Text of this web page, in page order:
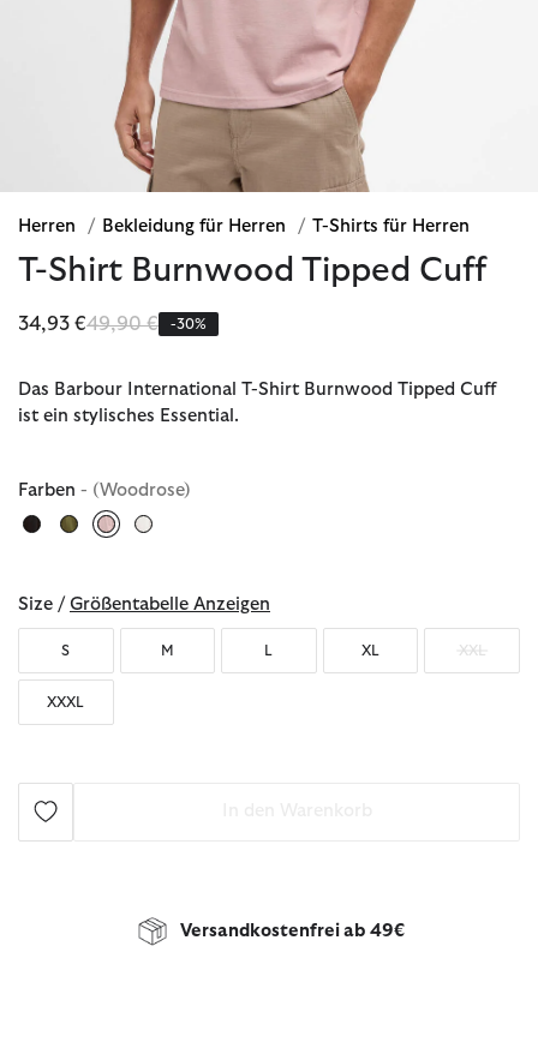
Herren / Bekleidung für Herren / T-Shirts für Herren
T-Shirt Burnwood Tipped Cuff
34,93 €Reduziert von
49,90 €bis-30%
Das Barbour International T-Shirt Burnwood Tipped Cuff
ist ein stylisches Essential.
Farben - (Woodrose)
Size / Größentabelle Anzeigen
S M L XL XXL
XXXL
Versandkostenfrei ab 49€